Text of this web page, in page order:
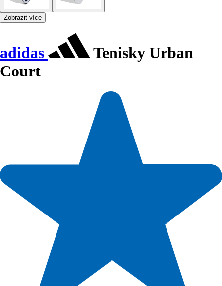
Zobrazit více
adidas
Tenisky Urban
Court